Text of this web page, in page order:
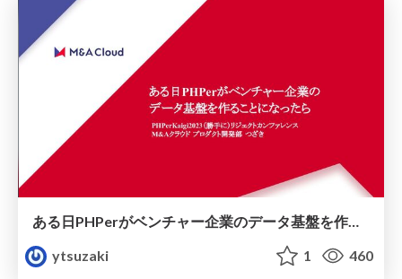
ある日PHPerがベンチャー企業のデータ基盤を作ることになったら
ytsuzaki
1 460